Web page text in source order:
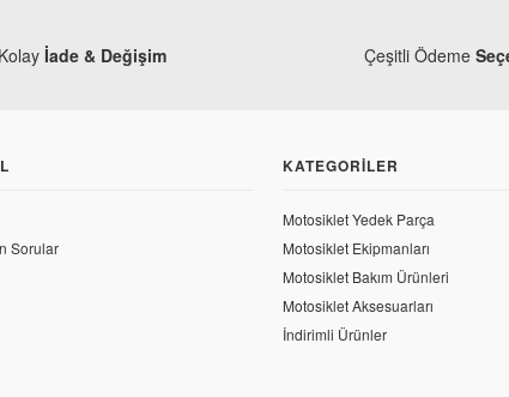
Kolay İade & Değişim Çeşitli Ödeme
Sorular
KATEGORILER
Motosiklet Yedek Parça
Motosiklet Ekipmanları
Motosiklet Bakım Ürünleri
Motosiklet Aksesuarları
İndirimli Ürünler